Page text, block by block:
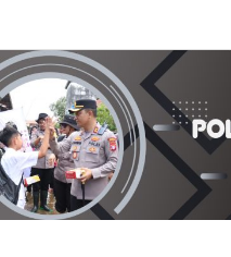
Skip
to
content